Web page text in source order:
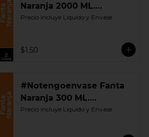
Naranja 2000 ML.
Retornable
Precio incluye Liquido y Envase
$1.50
#Notengoenvase Fanta
Naranja 300 ML.
Retornable
Precio incluye Liquido y Envase